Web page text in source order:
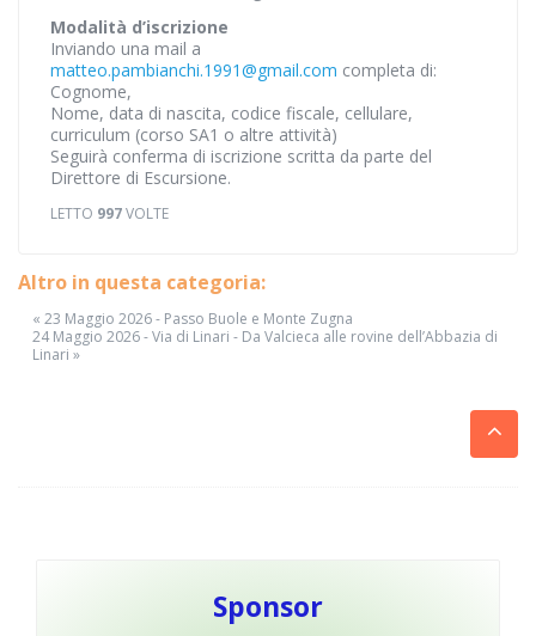
Modalità d’iscrizione
Inviando una mail a
matteo.pambianchi.1991@gmail.com completa di:
Cognome,
Nome, data di nascita, codice fiscale, cellulare,
curriculum (corso SA1 o altre attività)
Seguirà conferma di iscrizione scritta da parte del
Direttore di Escursione.
LETTO 997VOLTE
Altro in questa categoria:
« 23 Maggio 2026 - Passo Buole e Monte Zugna
24 Maggio 2026 - Via di Linari - Da Valcieca alle rovine dell’Abbazia di
Linari »
Sponsor